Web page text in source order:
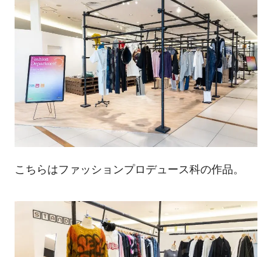
こちらはファッションプロデュース科の作品。